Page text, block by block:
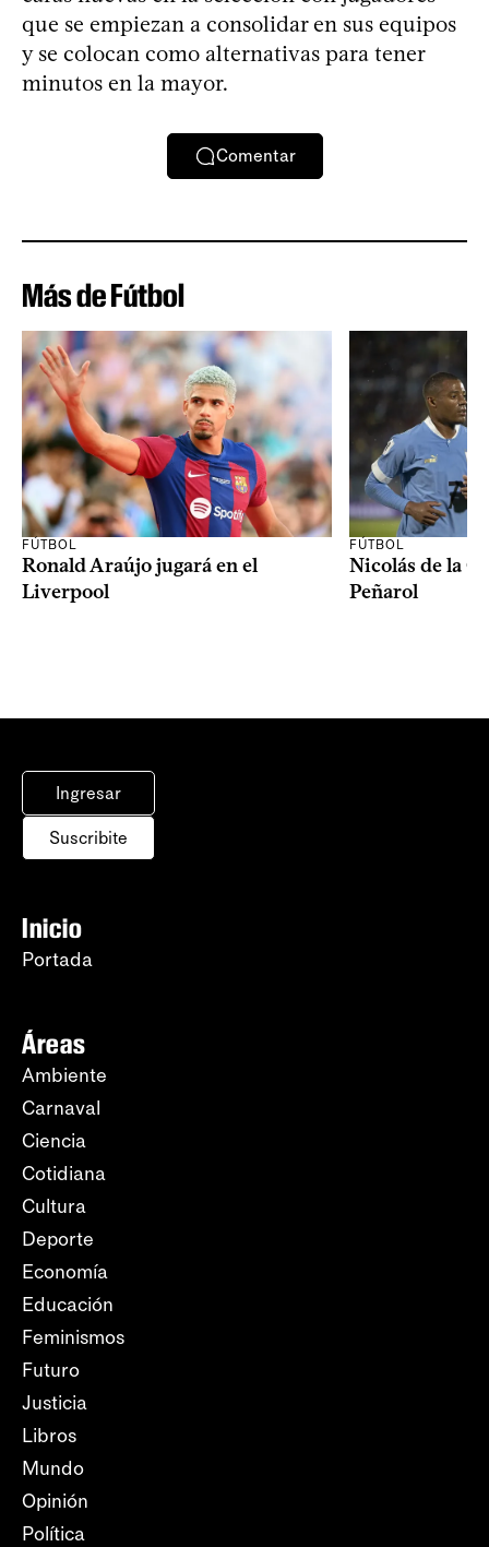
que se empiezan a consolidar en sus equipos
y se colocan como alternativas para tener
minutos en la mayor.
Comentar
Más de Fútbol
FÚTBOL
Ronald Araújo jugará en el
Liverpool
FÚTBOL
Nicolás de la
Peñarol
Ingresar
Suscribite
Inicio
Portada
Áreas
Ambiente
Carnaval
Ciencia
Cotidiana
Cultura
Deporte
Economía
Educación
Feminismos
Futuro
Justicia
Libros
Mundo
Opinión
Política